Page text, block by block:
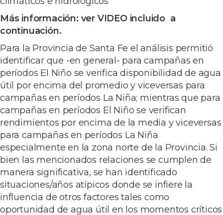
Más información: ver VIDEO incluido a
continuación.
Para la Provincia de Santa Fe el análisis permitió
identificar que -en general- para campañas en
períodos El Niño se verifica disponibilidad de agua
útil por encima del promedio y viceversas para
campañas en períodos La Niña; mientras que para
campañas en períodos El Niño se verifican
rendimientos por encima de la media y viceversas
para campañas en períodos La Niña
especialmente en la zona norte de la Provincia. Si
bien las mencionados relaciones se cumplen de
manera significativa, se han identificado
situaciones/años atípicos donde se infiere la
influencia de otros factores tales como
oportunidad de agua útil en los momentos críticos